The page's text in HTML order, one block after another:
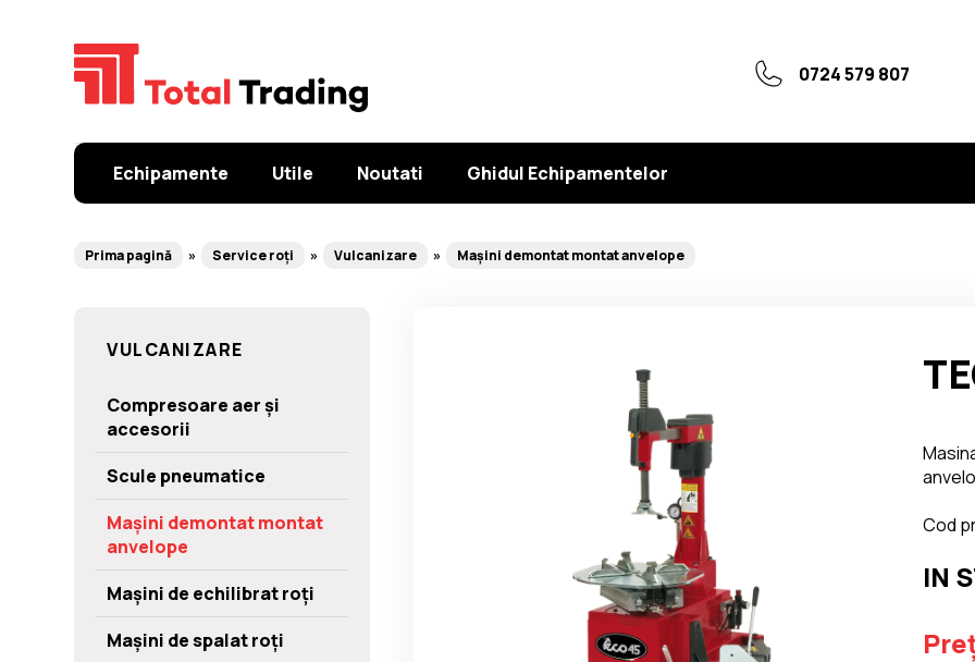
0724 579 807
Echipamente Utile Noutati Ghidul Echipamentelor
Prima pagină Service roți Vulcanizare Mașini demontat montat anvelope
VULCANIZARE
Compresoare aer și
accesorii
Scule pneumatice
Mașini demontat montat
anvelope
Mașini de echilibrat roți
Mașini de spalat roți
Cod
IN